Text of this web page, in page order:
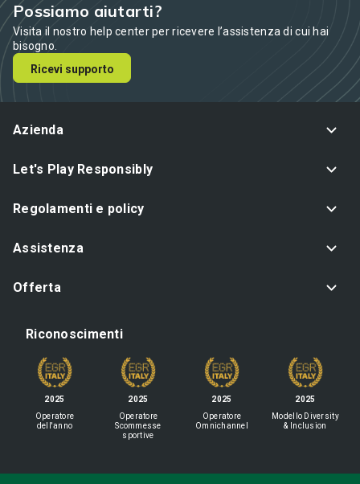
Possiamo aiutarti?
Visita il nostro help center per ricevere l’assistenza di cui hai
bisogno.
Ricevi supporto
Azienda
Let's Play Responsibly
Regolamenti e policy
Assistenza
Offerta
Riconoscimenti
2025
Operatore
dell'anno
2025
Operatore
Scommesse
sportive
2025
Operatore
Omnichannel
2025
Modello Diversity
& Inclusion